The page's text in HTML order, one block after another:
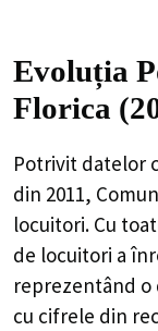
Evoluția
Florica
Potrivit datelor
din 2011,
locuitori. Cu
de locuitori a
reprezentând o
cu cifrele din